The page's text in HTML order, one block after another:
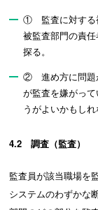
① 監査に対する
被監査部門の責
探る。
② 進め方に問題
が監査を嫌がっ
うがよいかもしれ
4.2 調査（監査）
監査員が該当職場を
システムのわずかな